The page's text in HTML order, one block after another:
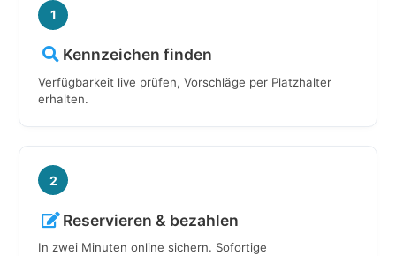
1
Kennzeichen finden
Verfügbarkeit live prüfen, Vorschläge per Platzhalter
erhalten.
2
Reservieren & bezahlen
In zwei Minuten online sichern. Sofortige